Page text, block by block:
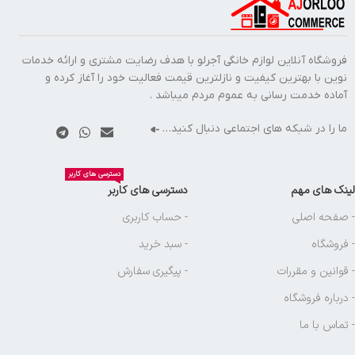
فروشگاه آنلاین لوازم خانگی آجرلو با هدف رضایت مشتری و ارائه خدمات
نوین با بهترین کیفیت و نازلترین قیمت فعالیت خود را آغاز کرده و
آماده خدمت رسانی به عموم مردم میباشد .
ما را در شبکه های اجتماعی دنبال کنید…
لینک های مهم
- صفحه اصلی
- فروشگاه
- قوانین و مقررات
- درباره فروشگاه
- تماس با ما
دسترسی های کاربر
دسترسی های کاربر
- حساب کاربری
- سبد خرید
- پیگیری سفارش